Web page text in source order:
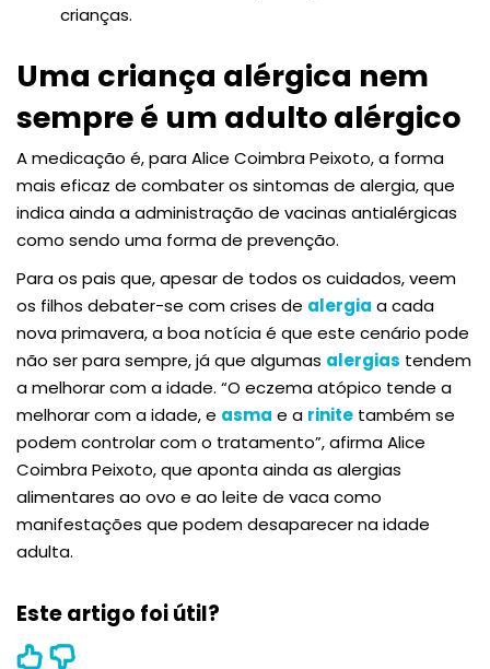
crianças.
Uma criança alérgica nem
sempre é um adulto alérgico
A medicação é, para Alice Coimbra Peixoto, a forma
mais eficaz de combater os sintomas de alergia, que
indica ainda a administração de vacinas antialérgicas
como sendo uma forma de prevenção.
Para os pais que, apesar de todos os cuidados, veem
os filhos debater-se com crises de alergia a cada
nova primavera, a boa notícia é que este cenário pode
não ser para sempre, já que algumas alergias tendem
a melhorar com a idade. “O eczema atópico tende a
melhorar com a idade, e asma e a rinite também se
podem controlar com o tratamento”, afirma Alice
Coimbra Peixoto, que aponta ainda as alergias
alimentares ao ovo e ao leite de vaca como
manifestações que podem desaparecer na idade
adulta.
Este artigo foi útil?